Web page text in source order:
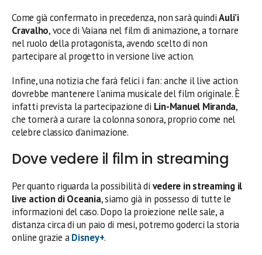
Come già confermato in precedenza, non sarà quindiAuli’i
Cravalho, voce di Vaiana nel film di animazione, a tornare
nel ruolo della protagonista, avendo scelto di non
partecipare al progetto in versione live action.
Infine, una notizia che farà felici i fan: anche il live action
dovrebbe mantenere l’anima musicale del film originale. È
infatti prevista la partecipazione di Lin-Manuel Miranda,
che tornerà a curare la colonna sonora, proprio come nel
celebre classico d’animazione.
Dove vedere il film in streaming
Per quanto riguarda la possibilità di vedere in streaming il
live action di Oceania, siamo già in possesso di tutte le
informazioni del caso. Dopo la proiezione nelle sale, a
distanza circa di un paio di mesi, potremo goderci la storia
online grazie aDisney+.